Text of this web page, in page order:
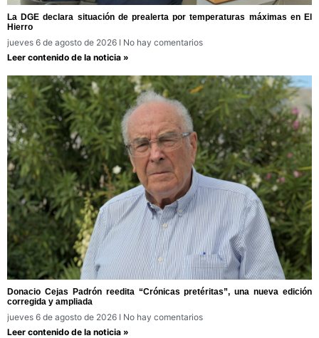
La DGE declara situación de prealerta por temperaturas máximas en El
Hierro
jueves 6 de agosto de 2026
No hay comentarios
Leer contenido de la noticia »
Donacio Cejas Padrón reedita “Crónicas pretéritas”, una nueva edición
corregida y ampliada
jueves 6 de agosto de 2026
No hay comentarios
Leer contenido de la noticia »